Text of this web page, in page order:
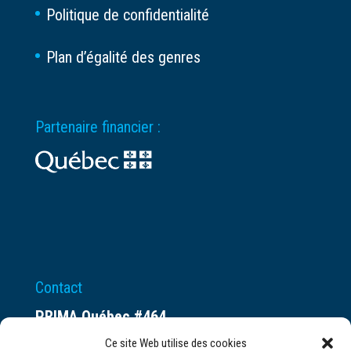
Ce site Web utilise des cookies
Politique de confidentialité
Plan d’égalité des genres
Partenaire financier :
Contact
PRIMA Québec #464
Espace ax.c